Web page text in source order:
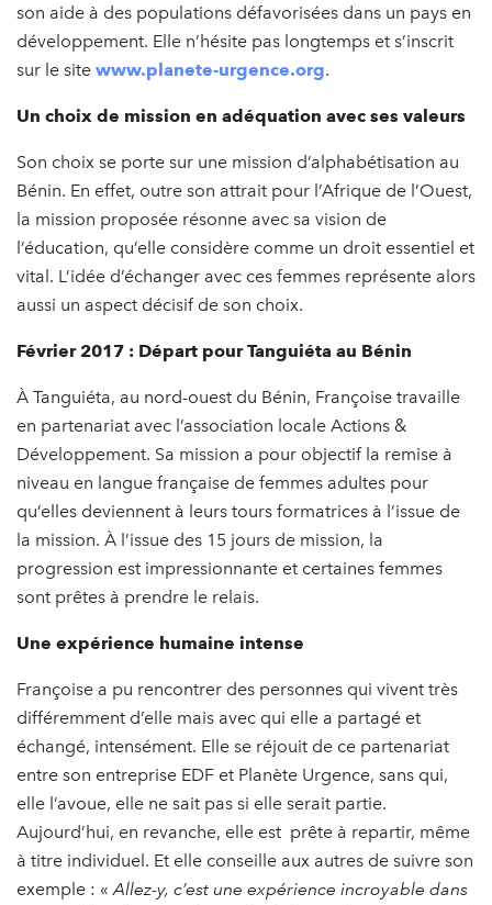
son aide à des populations défavorisées dans un pays en
développement. Elle n’hésite pas longtemps et s’inscrit
sur le site www.planete-urgence.org.
Un choix de mission en adéquation avec ses valeurs
Son choix se porte sur une mission d’alphabétisation au
Bénin. En effet, outre son attrait pour l’Afrique de l’Ouest,
la mission proposée résonne avec sa vision de
l’éducation, qu’elle considère comme un droit essentiel et
vital. L’idée d’échanger avec ces femmes représente alors
aussi un aspect décisif de son choix.
Février 2017 : Départ pour Tanguiéta au Bénin
À Tanguiéta, au nord-ouest du Bénin, Françoise travaille
en partenariat avec l’association locale Actions &
Développement. Sa mission a pour objectif la remise à
niveau en langue française de femmes adultes pour
qu’elles deviennent à leurs tours formatrices à l’issue de
la mission. À l’issue des 15 jours de mission, la
progression est impressionnante et certaines femmes
sont prêtes à prendre le relais.
Une expérience humaine intense
Françoise a pu rencontrer des personnes qui vivent très
différemment d’elle mais avec qui elle a partagé et
échangé, intensément. Elle se réjouit de ce partenariat
entre son entreprise EDF et Planète Urgence, sans qui,
elle l’avoue, elle ne sait pas si elle serait partie.
Aujourd’hui, en revanche, elle est prête à repartir, même
à titre individuel. Et elle conseille aux autres de suivre son
exemple : « Allez-y, c’est une expérience incroyable dans